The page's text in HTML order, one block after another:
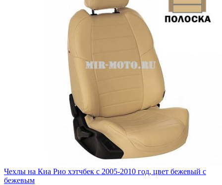
Чехлы на Киа Рио хэтчбек с 2005-2010 год, цвет бежевый с
бежевым